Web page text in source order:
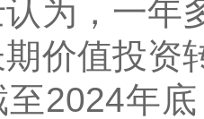
为，一年
价值投资
至2024年